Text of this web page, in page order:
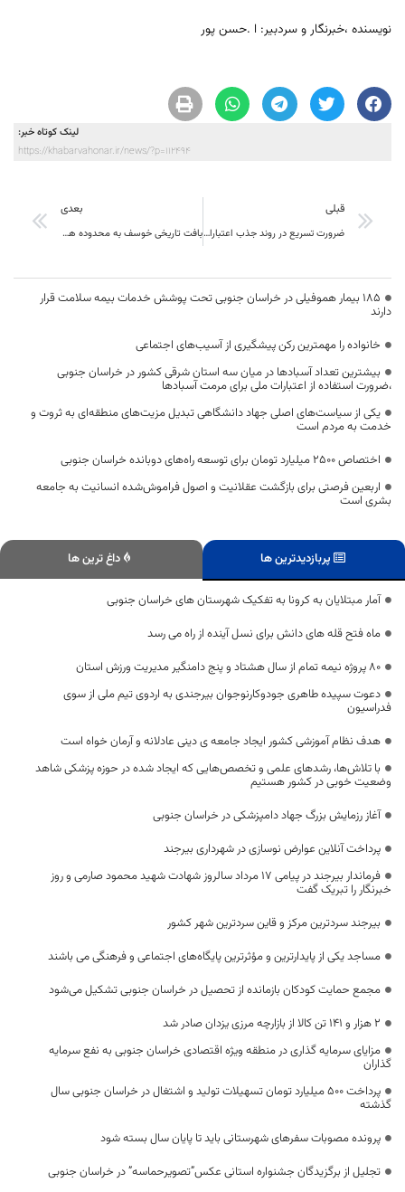
نویسنده ،خبرنگار و سردبیر: ا .حسن پور
لینک کوتاه خبر:
https://khabarvahonar.ir/news/?p=112494
قبلی
ضرورت تسریع در روند جذب اعتبارات سفر رئیس‌جمهور و اجرای مصوبات
بعدی
بافت تاریخی خوسف به محدوده هدف بازآفرینی با حمایت مجلس و دولت تبدیل می شود
۱۸۵ بیمار هموفیلی در خراسان جنوبی تحت پوشش خدمات بیمه سلامت قرار
دارند
خانواده را مهمترین رکن پیشگیری از آسیب‌های اجتماعی
بیشترین تعداد آسبادها در میان سه استان شرقی کشور در خراسان جنوبی
،ضرورت استفاده از اعتبارات ملی برای مرمت آسبادها
یکی از سیاست‌های اصلی جهاد دانشگاهی تبدیل مزیت‌های منطقه‌ای به ثروت و
خدمت به مردم است
اختصاص 2500 میلیارد تومان برای توسعه راه‌های دوبانده خراسان جنوبی
اربعین فرصتی برای بازگشت عقلانیت و اصول فراموش‌شده انسانیت به جامعه
بشری است
پربازدیدترین ها داغ ترین ها
آمار مبتلایان به کرونا به تفکیک شهرستان های خراسان جنوبی
ماه فتح قله های دانش برای نسل آینده از راه می رسد
80 پروژه نیمه تمام از سال هشتاد و پنج دامنگیر مدیریت ورزش استان
دعوت سپیده طاهری جودوکارنوجوان بیرجندی به اردوی تیم ملی از سوی
فدراسیون
هدف نظام آموزشی کشور ایجاد جامعه ی دینی عادلانه و آرمان خواه است
با تلاش‌ها، رشدهای علمی و تخصص‌هایی که ایجاد شده در حوزه پزشکی شاهد
وضعیت خوبی در کشور هستیم
آغاز رزمایش بزرگ جهاد دامپزشکی در خراسان جنوبی
پرداخت آنلاین عوارض نوسازی در شهرداری بیرجند
فرماندار بیرجند در پیامی 17 مرداد سالروز شهادت شهید محمود صارمی و روز
خبرنگار را تبریک گفت
بیرجند سردترین مرکز و قاین سردترین شهر کشور
مساجد یکی از پایدارترین و مؤثرترین پایگاه‌های اجتماعی و فرهنگی می باشند
مجمع حمایت کودکان بازمانده از تحصیل در خراسان جنوبی تشکیل می‌شود
۲ هزار و ۱۴۱ تن کالا از بازارچه مرزی یزدان صادر شد
مزایای سرمایه گذاری در منطقه ویژه اقتصادی خراسان جنوبی به نفع سرمایه
گذاران
پرداخت ۵۰۰ میلیارد تومان تسهیلات تولید و اشتغال در خراسان جنوبی سال
گذشته
پرونده مصوبات سفرهای شهرستانی باید تا پایان سال بسته شود
تجلیل از برگزیدگان جشنواره استانی عکس”تصویرحماسه” در خراسان جنوبی